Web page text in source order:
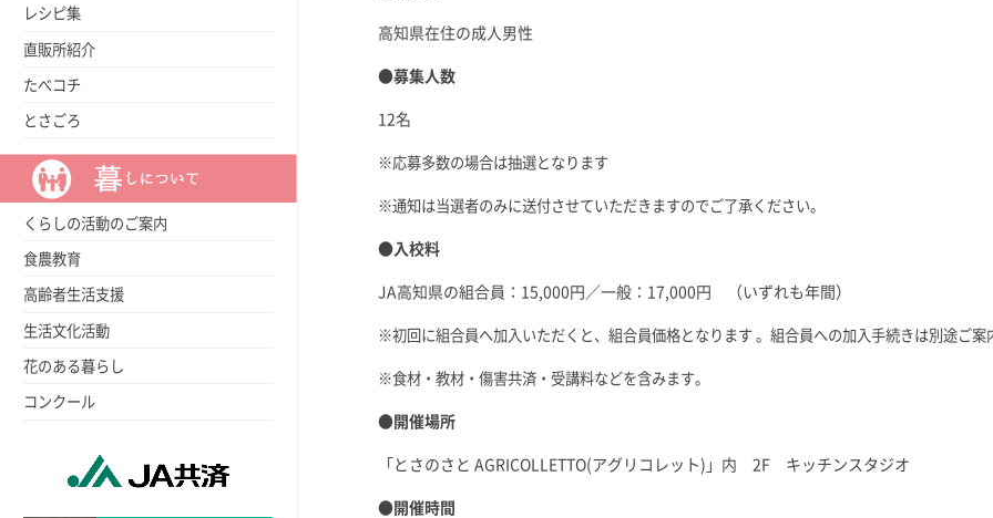
高知県在住の成人男性
●募集人数
12名
※応募多数の場合は抽選となります
※通知は当選者のみに送付させていただきますのでご了承ください。
●入校料
JA高知県の組合員：15,000円／一般：17,000円 （いずれも年間）
※初回に組合員へ加入いただくと、組合員価格となります 。 組合員への加入手続きは別途ご案
※食材・教材・傷害共済・受講料などを含みます。
●開催場所
「とさのさと AGRICOLLETTO(アグリコレット)」内 2F キッチンスタジオ
●開催時間
レシピ集
直販所紹介
たべコチ
とさごろ
くらしの活動のご案内
食農教育
高齢者生活支援
生活文化活動
花のある暮らし
コンクール